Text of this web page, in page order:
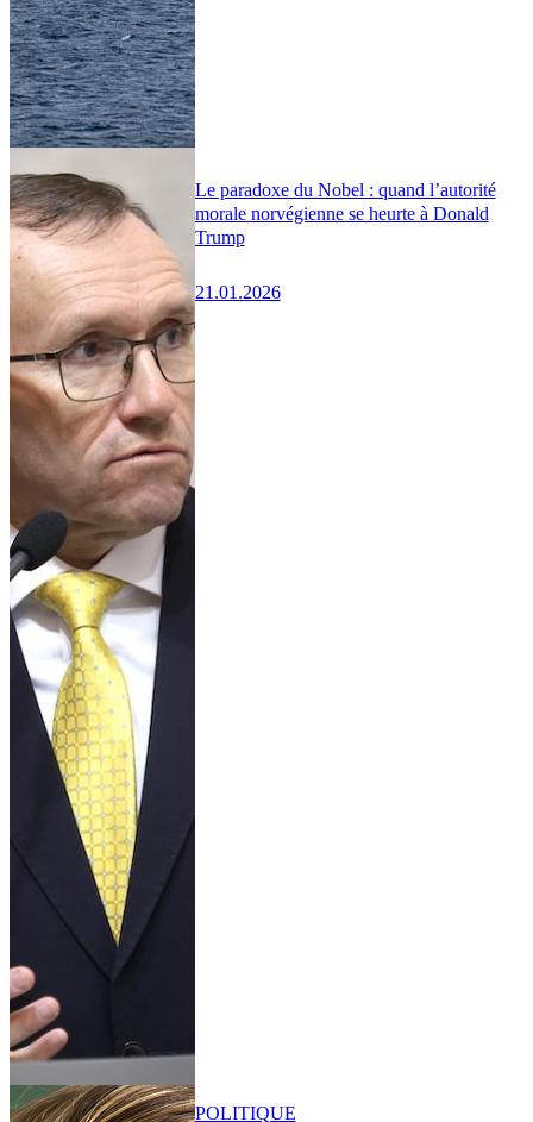
Le paradoxe du Nobel : quand l’autorité
morale norvégienne se heurte à Donald
Trump
21.01.2026
POLITIQUE